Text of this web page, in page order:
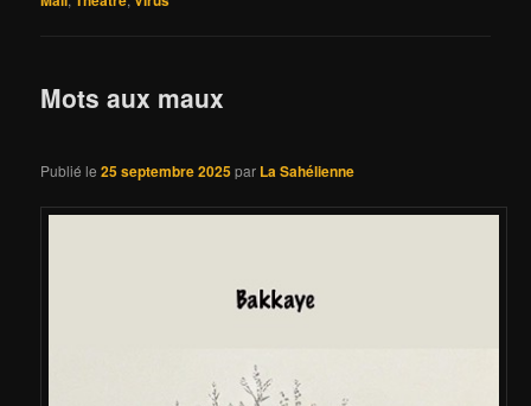
Mots aux maux
Publié le25 septembre 2025par La Sahélienne